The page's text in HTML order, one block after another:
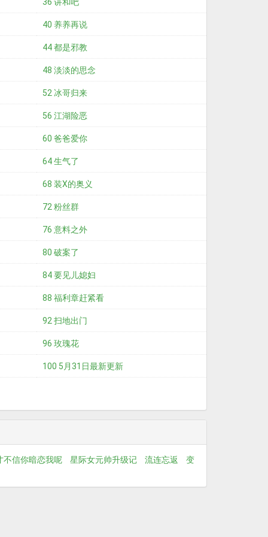
40 养养再说
44 都是邪教
48 淡淡的思念
52 冰哥归来
56 江湖险恶
60 爸爸爱你
64 生气了
68 装X的奥义
72 粉丝群
76 意料之外
80 破案了
84 要见儿媳妇
88 福利章赶紧看
92 扫地出门
96 玫瑰花
100 5月31日最新更新
不信你暗恋我呢 星际女元帅升级记 流连忘返 变